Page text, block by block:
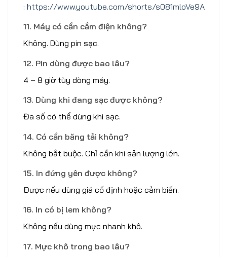
: https://www.youtube.com/shorts/s081mloVe9A
11. Máy có cần cắm điện không?
Không. Dùng pin sạc.
12. Pin dùng được bao lâu?
4 – 8 giờ tùy dòng máy.
13. Dùng khi đang sạc được không?
Đa số có thể dùng khi sạc.
14. Có cần băng tải không?
Không bắt buộc. Chỉ cần khi sản lượng lớn.
15. In đứng yên được không?
Được nếu dùng giá cố định hoặc cảm biến.
16. In có bị lem không?
Không nếu dùng mực nhanh khô.
17. Mực khô trong bao lâu?